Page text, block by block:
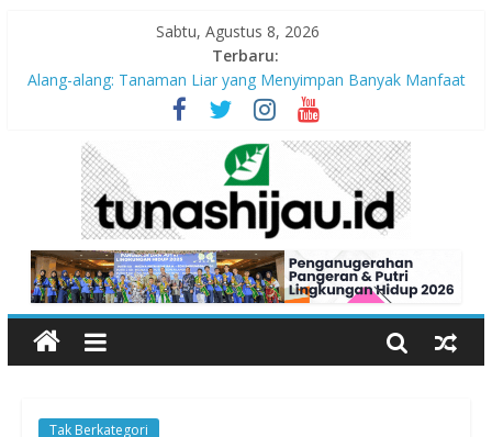
Sabtu, Agustus 8, 2026
Terbaru:
Alang-alang: Tanaman Liar yang Menyimpan Banyak Manfaat
Peran Kritis Pendidik Saat Guncangan Gempa Terjadi
Sekolah Aman Gempa
Hari Anak Nasional 2026: Memastikan Setiap Anak Indonesia
Tumbuh Aman, Sehat, dan Bahagia
“Pengurangan Risiko Bencana Gempa” Webinar Nasional
Seri#305, Sabtu 18 Juli 2026
Tak Berkategori